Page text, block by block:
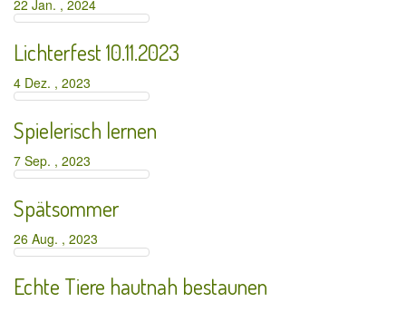
22 Jan. , 2024
Lichterfest 10.11.2023
4 Dez. , 2023
Spielerisch lernen
7 Sep. , 2023
Spätsommer
26 Aug. , 2023
Echte Tiere hautnah bestaunen